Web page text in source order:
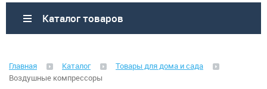
Каталог товаров
Климатическая техника
Главная Каталог
Товары для дома и сада
Воздушные компрессоры